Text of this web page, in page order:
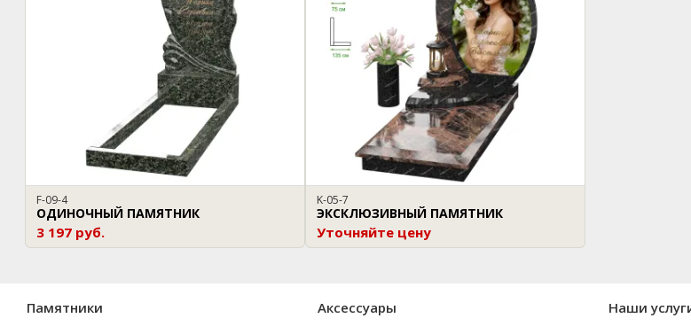
F-09-4
ОДИНОЧНЫЙ ПАМЯТНИК
3 197 руб.
K-05-7
ЭКСКЛЮЗИВНЫЙ ПАМЯТНИК
Уточняйте цену
Памятники Аксессуары Наши